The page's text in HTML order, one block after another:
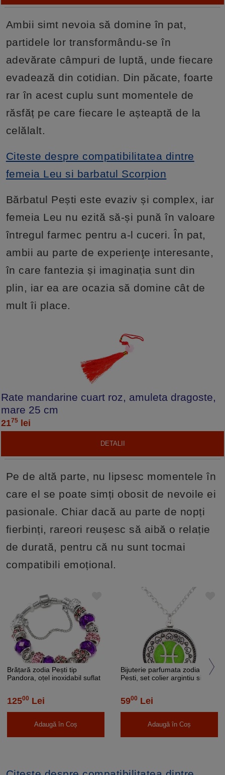
Ambii simt nevoia să domine în pat,
partidele lor transformându-se în
adevărate câmpuri de luptă, unde fiecare
evadează din cotidian. Din păcate, foarte
rar în acest cuplu sunt momentele de
răsfăț pe care fiecare le așteaptă de la
celălalt.
Citeste despre compatibilitatea dintre
femeia Leu si barbatul Scorpion
Bărbatul Pești este evaziv și complex, iar
femeia Leu nu ezită să-și pună în valoare
întregul farmec pentru a-l cuceri. În pat,
ambii au parte de experienţe interesante,
în care fantezia și imaginația sunt din
plin, iar ea are ocazia să domine cât de
mult îi place.
Rate mandarine cuart roz, amuleta dragoste,
mare 25 cm
2175 lei
DETALII
Pe de altă parte, nu lipsesc momentele în
care el se poate simți obosit de nevoile ei
pasionale. Chiar dacă au parte de nopți
fierbinți, rareori reușesc să aibă o relație
de durată, pentru că nu sunt tocmai
compatibili emoțional.
Brățară zodia Pești tip
Pandora, oțel inoxidabil suflat
12500 Lei
Adaugă în Coș
Bijuterie parfumata zodia
Pesti, set colier argintiu si
5900 Lei
Adaugă în Coș